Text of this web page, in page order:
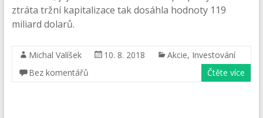
ztráta tržní kapitalizace tak dosáhla hodnoty 119
miliard dolarů.
Michal Valíšek 10. 8. 2018 Akcie, Investování
Bez komentářů
Čtěte více